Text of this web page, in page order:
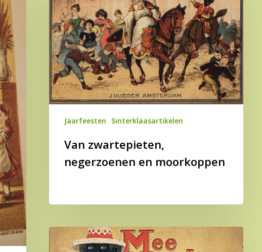
negerzoenen
moorkoppen
Jaarfeesten Sinterklaasartikelen
Van zwartepieten,
negerzoenen en moorkoppen
oorsprong